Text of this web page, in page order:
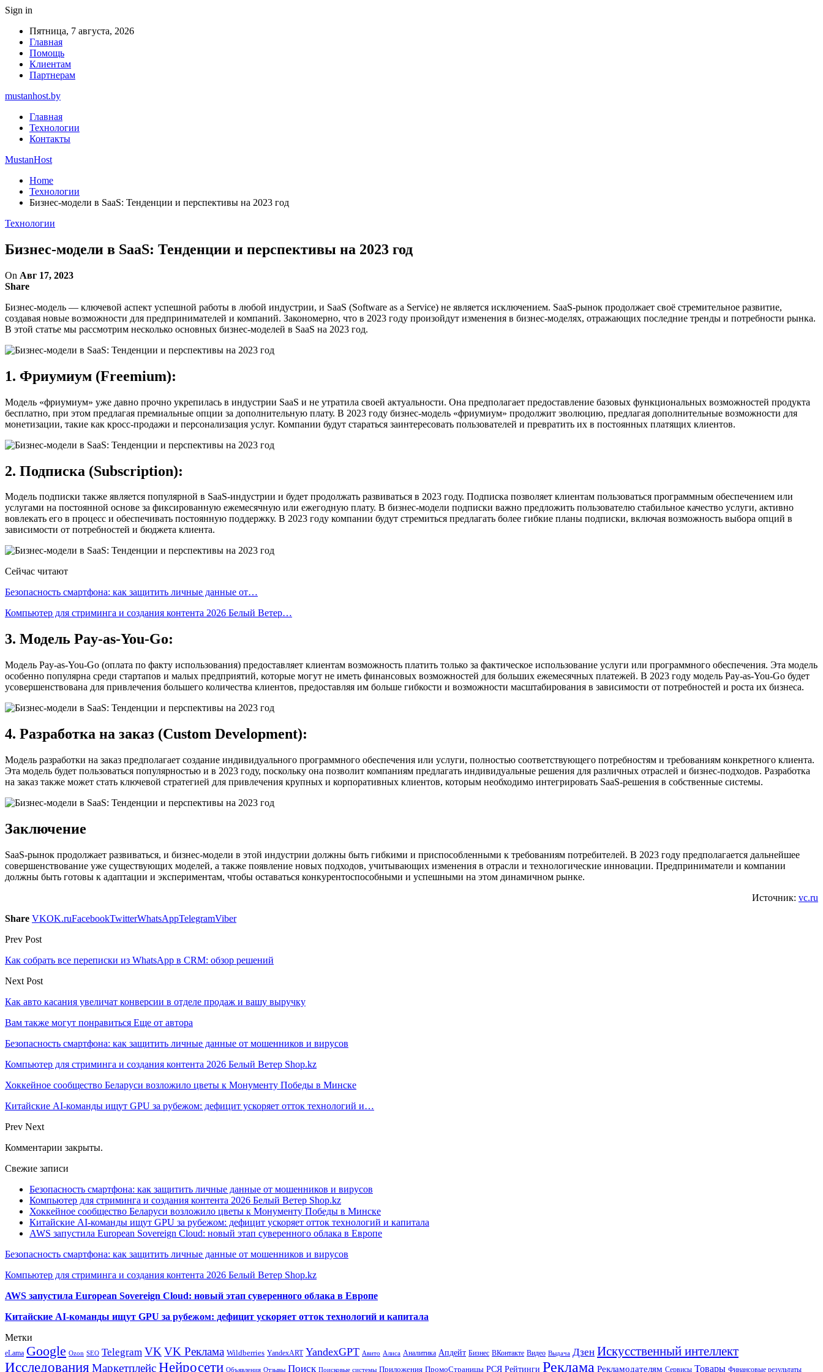
Sign in
Пятница, 7 августа, 2026
Главная
Помощь
Клиентам
Партнерам
mustanhost.by
Главная
Технологии
Контакты
MustanHost
Home
Технологии
Бизнес-модели в SaaS: Тенденции и перспективы на 2023 год
Технологии
Бизнес-модели в SaaS: Тенденции и перспективы на 2023 год
On Авг 17, 2023
Share
Бизнес-модель — ключевой аспект успешной работы в любой индустрии, и SaaS (Software as a Service) не является исключением. SaaS-рынок продолжает своё стремительное развитие,
создавая новые возможности для предпринимателей и компаний. Закономерно, что в 2023 году произойдут изменения в бизнес-моделях, отражающих последние тренды и потребности рынка.
В этой статье мы рассмотрим несколько основных бизнес-моделей в SaaS на 2023 год.
1. Фриумиум (Freemium):
Модель «фриумиум» уже давно прочно укрепилась в индустрии SaaS и не утратила своей актуальности. Она предполагает предоставление базовых функциональных возможностей продукта
бесплатно, при этом предлагая премиальные опции за дополнительную плату. В 2023 году бизнес-модель «фриумиум» продолжит эволюцию, предлагая дополнительные возможности для
монетизации, такие как кросс-продажи и персонализация услуг. Компании будут стараться заинтересовать пользователей и превратить их в постоянных платящих клиентов.
2. Подписка (Subscription):
Модель подписки также является популярной в SaaS-индустрии и будет продолжать развиваться в 2023 году. Подписка позволяет клиентам пользоваться программным обеспечением или
услугами на постоянной основе за фиксированную ежемесячную или ежегодную плату. В бизнес-модели подписки важно предложить пользователю стабильное качество услуги, активно
вовлекать его в процесс и обеспечивать постоянную поддержку. В 2023 году компании будут стремиться предлагать более гибкие планы подписки, включая возможность выбора опций в
зависимости от потребностей и бюджета клиента.
Сейчас читают
Безопасность смартфона: как защитить личные данные от…
Компьютер для стриминга и создания контента 2026 Белый Ветер…
3. Модель Pay-as-You-Go:
Модель Pay-as-You-Go (оплата по факту использования) предоставляет клиентам возможность платить только за фактическое использование услуги или программного обеспечения. Эта модель
особенно популярна среди стартапов и малых предприятий, которые могут не иметь финансовых возможностей для больших ежемесячных платежей. В 2023 году модель Pay-as-You-Go будет
усовершенствована для привлечения большего количества клиентов, предоставляя им больше гибкости и возможности масштабирования в зависимости от потребностей и роста их бизнеса.
4. Разработка на заказ (Custom Development):
Модель разработки на заказ предполагает создание индивидуального программного обеспечения или услуги, полностью соответствующего потребностям и требованиям конкретного клиента.
Эта модель будет пользоваться популярностью и в 2023 году, поскольку она позволит компаниям предлагать индивидуальные решения для различных отраслей и бизнес-подходов. Разработка
на заказ также может стать ключевой стратегией для привлечения крупных и корпоративных клиентов, которым необходимо интегрировать SaaS-решения в собственные системы.
Заключение
SaaS-рынок продолжает развиваться, и бизнес-модели в этой индустрии должны быть гибкими и приспособленными к требованиям потребителей. В 2023 году предполагается дальнейшее
совершенствование уже существующих моделей, а также появление новых подходов, учитывающих изменения в отрасли и технологические инновации. Предприниматели и компании
должны быть готовы к адаптации и экспериментам, чтобы оставаться конкурентоспособными и успешными на этом динамичном рынке.
Источник: vc.ru
Share VKOK.ruFacebookTwitterWhatsAppTelegramViber
Prev Post
Как собрать все переписки из WhatsApp в CRM: обзор решений
Next Post
Как авто касания увеличат конверсии в отделе продаж и вашу выручку
Вам также могут понравиться Еще от автора
Безопасность смартфона: как защитить личные данные от мошенников и вирусов
Компьютер для стриминга и создания контента 2026 Белый Ветер Shop.kz
Хоккейное сообщество Беларуси возложило цветы к Монументу Победы в Минске
Китайские AI-команды ищут GPU за рубежом: дефицит ускоряет отток технологий и…
Prev Next
Комментарии закрыты.
Свежие записи
Безопасность смартфона: как защитить личные данные от мошенников и вирусов
Компьютер для стриминга и создания контента 2026 Белый Ветер Shop.kz
Хоккейное сообщество Беларуси возложило цветы к Монументу Победы в Минске
Китайские AI-команды ищут GPU за рубежом: дефицит ускоряет отток технологий и капитала
AWS запустила European Sovereign Cloud: новый этап суверенного облака в Европе
Безопасность смартфона: как защитить личные данные от мошенников и вирусов
Компьютер для стриминга и создания контента 2026 Белый Ветер Shop.kz
AWS запустила European Sovereign Cloud: новый этап суверенного облака в Европе
Китайские AI-команды ищут GPU за рубежом: дефицит ускоряет отток технологий и капитала
Метки
eLama Google Ozon SEO Telegram VK VK Реклама Wildberries YandexART YandexGPT Авито Алиса Аналитика Апдейт Бизнес ВКонтакте Видео Выдача Дзен Искусственный интеллект
Исследования МаркетплейсНейросети Объявления Отзывы Поиск Поисковые системы Приложения ПромоСтраницы РСЯ Рейтинги Реклама Рекламодателям Сервисы Товары Финансовые результаты